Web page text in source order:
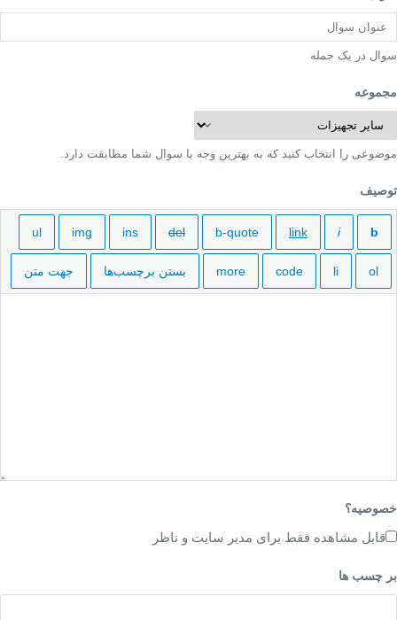
سوال در یک جمله
مجموعه
موضوعی را انتخاب کنید که به بهترین وجه با سوال شما مطابقت دارد.
توصیف
خصوصیه؟
قابل مشاهده فقط برای مدیر سایت و ناظر
بر چسب ها